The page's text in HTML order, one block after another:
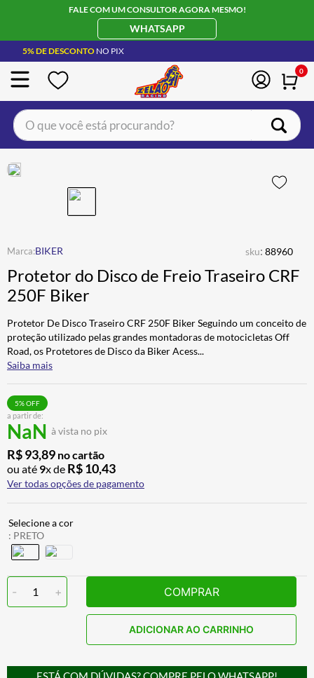
FALE COM UM CONSULTOR AGORA MESMO!
WHATSAPP
5% DE DESCONTO NO PIX
0
O que você está procurando?
BIKER sku: 88960
Protetor do Disco de Freio Traseiro CRF
250F Biker
Protetor De Disco Traseiro CRF 250F Biker Seguindo um conceito de
proteção utilizado pelas grandes montadoras de motocicletas Off
Road, os Protetores de Disco da Biker Acess...
Saiba mais
a partir de:
NaN à vista no pix
5% OFF
R$93,89 no cartão
ou até 9x de R$10,43
Ver todas opções de pagamento
: PRETO
- 1 + COMPRAR
ADICIONAR AO CARRINHO
BOTA
4º ÓCULOS SOLAR
5º LUVA
6º BAU
7º CALÇA
8 º ALPINESTAR
9º AIROH
10º